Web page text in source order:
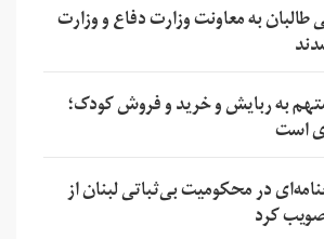
طالبان به معاونت وزارت دفاع و وزارت
به ربایش و خرید و فروش کودک؛
است
در محکومیت بی‌ثباتی لبنان از
کرد